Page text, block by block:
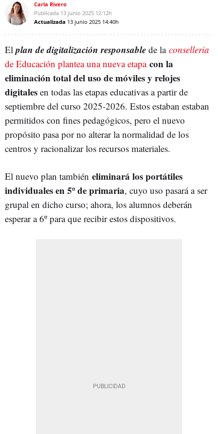
Carla Rivero
Publicada 13 junio 2025 12:12h
Actualizada 13 junio 2025 14:40h
Elplan de digitalización responsable de la conselleria
de Educación plantea una nueva etapa con la
eliminación total del uso de móviles y relojes
digitales en todas las etapas educativas a partir de
septiembre del curso 2025-2026. Estos estaban estaban
permitidos con fines pedagógicos, pero el nuevo
propósito pasa por no alterar la normalidad de los
centros y racionalizar los recursos materiales.
El nuevo plan también eliminará los portátiles
individuales en 5º de primaria, cuyo uso pasará a ser
grupal en dicho curso; ahora, los alumnos deberán
esperar a 6º para que recibir estos dispositivos.